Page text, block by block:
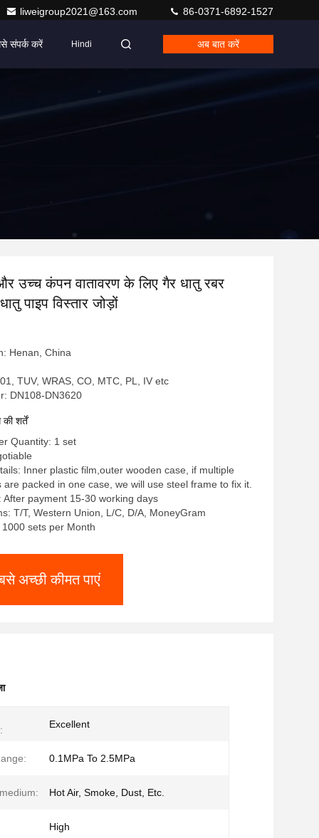
liweigroup2021@163.com 86-0371-6892-1527
संपर्क करें Hindi अब बात करें
उच्च कंपन वातावरण के लिए गैर धातु रबर
पाइप विस्तार जोड़ों
Henan, China
TUV, WRAS, CO, MTC, PL, IV etc
DN108-DN3620
शर्तें
Quantity: 1 set
Inner plastic film,outer wooden case, if multiple
are packed in one case, we will use steel frame to fix it.
After payment 15-30 working days
T/T, Western Union, L/C, D/A, MoneyGram
sets per Month
अच्छी कीमत पाएं
Excellent
0.1MPa To 2.5MPa
Hot Air, Smoke, Dust, Etc.
High